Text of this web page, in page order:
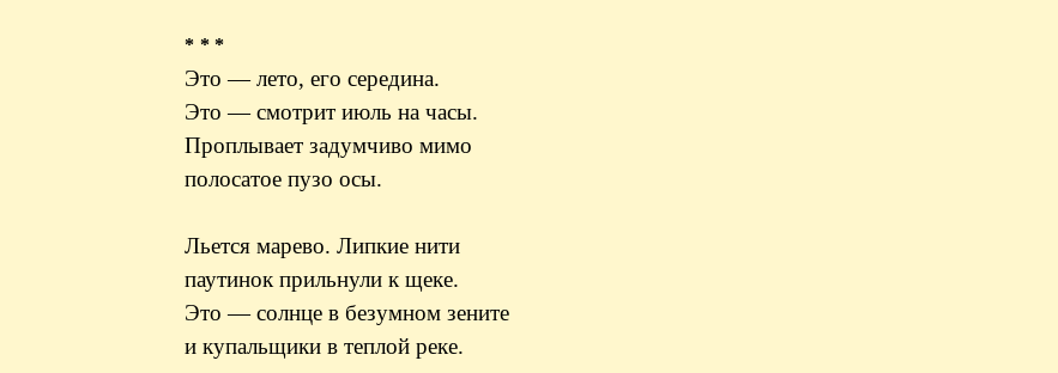
* * *
Это — лето, его середина.
Это — смотрит июль на часы.
Проплывает задумчиво мимо
полосатое пузо осы.
Льется марево. Липкие нити
паутинок прильнули к щеке.
Это — солнце в безумном зените
и купальщики в теплой реке.